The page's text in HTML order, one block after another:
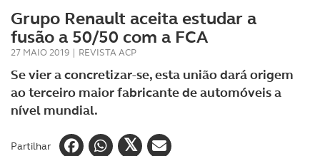
Grupo Renault aceita estudar a
fusão a 50/50 com a FCA
27 MAIO 2019 | REVISTA ACP
Se vier a concretizar-se, esta união dará origem
ao terceiro maior fabricante de automóveis a
nível mundial.
Partilhar